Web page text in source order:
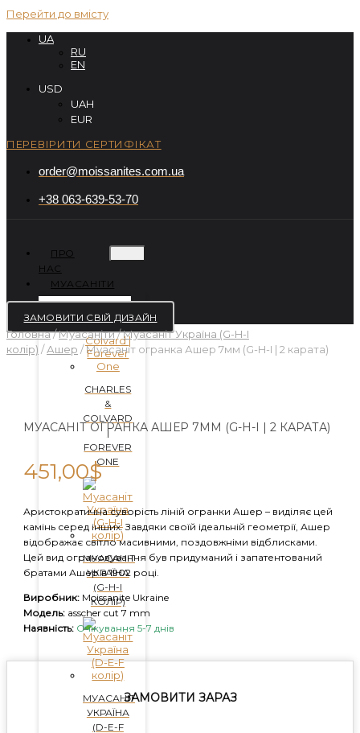
Перейти до вмісту
UA
RU
EN
USD
UAH
EUR
ПЕРЕВІРИТИ СЕРТИФІКАТ
order@moissanites.com.ua
+38 063-639-53-70
ПРО
НАС
МУАСАНІТИ
CHARLES
&
COLVARD
|
FOREVER
ONE
МУАСАНІТ
УКРАЇНА
(G-H-I
КОЛІР)
МУАСАНІТ
УКРАЇНА
(D-E-F
ЗАМОВИТИ СВІЙ ДИЗАЙН
Головна/Муасаніти/Муасаніт Україна (G-H-I
колір) /Ашер / Муасаніт огранка Ашер 7мм (G-H-I | 2 карата)
МУАСАНІТ ОГРАНКА АШЕР 7ММ (G-H-I | 2 КАРАТА)
451,00$
Аристократична суворість ліній огранки Ашер – виділяє цей
камінь серед інших. Завдяки своїй ідеальній геометрії, Ашер
відображає світло масивними, поздовжніми відблисками.
Цей вид ограновування був придуманий і запатентований
братами Ашер в 1902 році.
Виробник: Moissanite Ukraine
Модель: asscher cut 7 mm
Наявність: Очікування 5-7 днів
ЗАМОВИТИ ЗАРАЗ